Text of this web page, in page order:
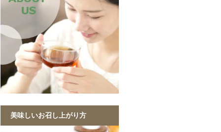
美味しいお召し上がり方